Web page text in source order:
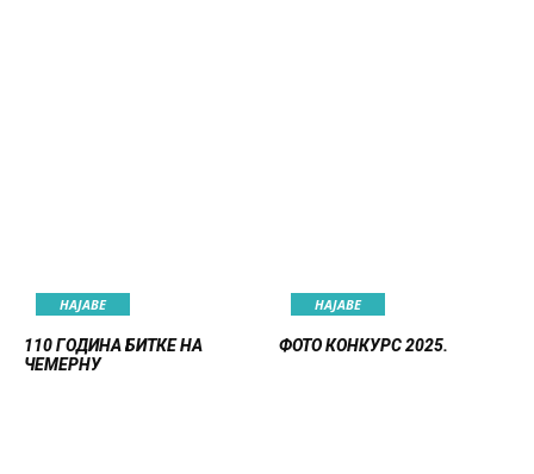
НАЈАВE
110 ГОДИНА БИТКЕ НА
ЧЕМЕРНУ
НАЈАВE
ФОТО КОНКУРС 2025.